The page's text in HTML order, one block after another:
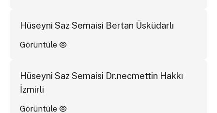
Hüseyni Saz Semaisi Bertan Üsküdarlı
Görüntüle
Hüseyni Saz Semaisi Dr.necmettin Hakkı
İzmirli
Görüntüle